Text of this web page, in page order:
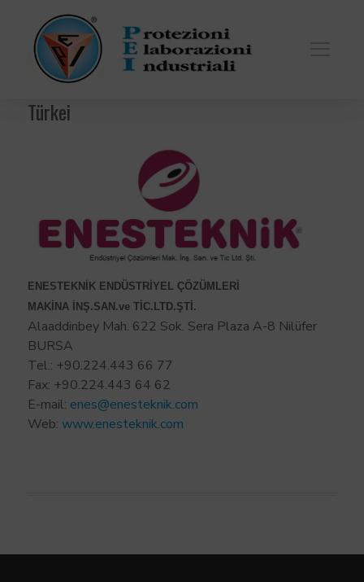
Türkei
ENESTEKNİK ENDÜSTRİYEL ÇÖZÜMLERİ
MAKİNA İNŞ.SAN.ve TİC.LTD.ŞTİ.
Alaaddinbey Mah. 622 Sok. Sera Plaza A-8 Nilüfer
BURSA
Tel.: +90.224.443 66 77
Fax: +90.224.443 64 62
E-mail: enes@enesteknik.com
Web: www.enesteknik.com